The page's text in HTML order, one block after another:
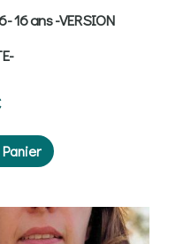
16 ans -VERSION